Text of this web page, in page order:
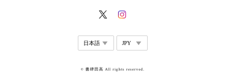
© 書肆田高 All rights reserved.